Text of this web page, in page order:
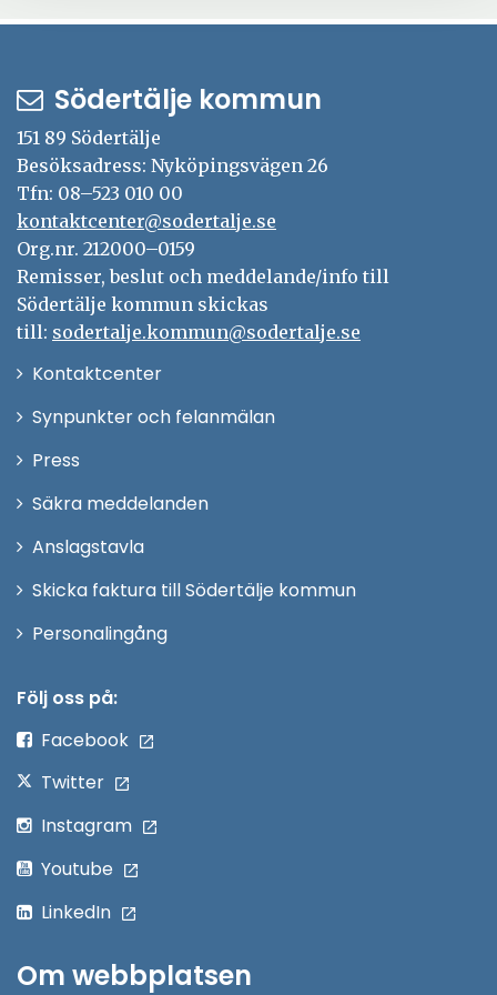
Södertälje kommun
151 89 Södertälje
Besöksadress: Nyköpingsvägen 26
Tfn: 08–523 010 00
kontaktcenter@sodertalje.se
Org.nr. 212000–0159
Remisser, beslut och meddelande/info till
Södertälje kommun skickas
till: sodertalje.kommun@sodertalje.se
KontaktcenterÖppna
Synpunkter och felanmälan
Press
fönster
Säkra meddelanden
Anslagstavla
Skicka faktura till Södertälje kommun
PersonalingångÖppna
Följ oss på:
Facebook
Twitter
Instagram
Youtube
LinkedIn
Om webbplatsen